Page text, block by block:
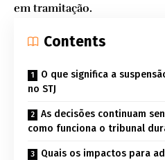
em tramitação.
Contents
O que significa a
no STJ
As decisões continuam
como funciona o tribunal
Quais os impactos para